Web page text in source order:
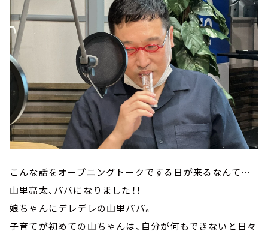
こんな話をオープニングトークでする日が来るなんて…
山里亮太、パパになりました！！
娘ちゃんにデレデレの山里パパ。
子育てが初めての山ちゃんは、自分が何もできないと日々